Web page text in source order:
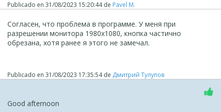
Publicado en 31/08/2023 15:20:44de Pavel M.
Согласен, что проблема в программе. У меня при
разрешении монитора 1980х1080, кнопка частично
обрезана, хотя ранее я этого не замечал.
Publicado en 31/08/2023 17:35:54de Дмитрий Тулупов
Good afternoon